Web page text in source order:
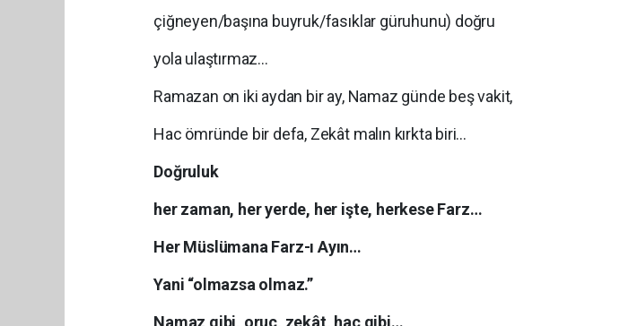
çiğneyen/başına buyruk/fasıklar güruhunu) doğru
yola ulaştırmaz…
Ramazan on iki aydan bir ay, Namaz günde beş vakit,
Hac ömründe bir defa, Zekât malın kırkta biri…
Doğruluk
her zaman, her yerde, her işte, herkese Farz…
Her Müslümana Farz-ı Ayın…
Yani “olmazsa olmaz.”
Namaz gibi, oruç, zekât, hac gibi…